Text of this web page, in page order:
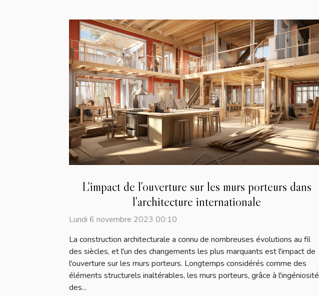
L'impact de l'ouverture sur les murs porteurs dans
l'architecture internationale
Lundi 6 novembre 2023 00:10
La construction architecturale a connu de nombreuses évolutions au fil
des siècles, et l'un des changements les plus marquants est l'impact de
l'ouverture sur les murs porteurs. Longtemps considérés comme des
éléments structurels inaltérables, les murs porteurs, grâce à l'ingéniosité
des...